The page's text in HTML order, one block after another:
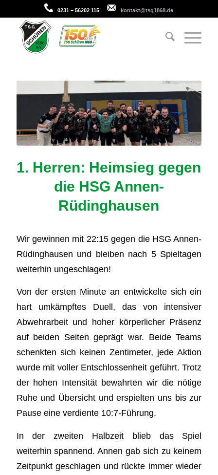
0231 – 56202 115 kontakt@tsg1868.de
1. Herren: Heimsieg gegen
die HSG Annen-
Rüdinghausen
Wir gewinnen mit 22:15 gegen die HSG Annen-
Rüdinghausen und bleiben nach 5 Spieltagen
weiterhin ungeschlagen!
Von der ersten Minute an entwickelte sich ein
hart umkämpftes Duell, das von intensiver
Abwehrarbeit und hoher körperlicher Präsenz
auf beiden Seiten geprägt war. Beide Teams
schenkten sich keinen Zentimeter, jede Aktion
wurde mit voller Entschlossenheit geführt. Trotz
der hohen Intensität bewahrten wir die nötige
Ruhe und Übersicht und erspielten uns bis zur
Pause eine verdiente 10:7-Führung.
In der zweiten Halbzeit blieb das Spiel
weiterhin spannend. Annen gab sich zu keinem
Zeitpunkt geschlagen und rückte immer wieder